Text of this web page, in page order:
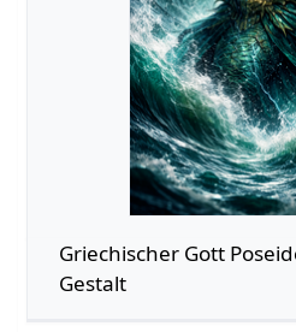
Griechischer Gott
Gestalt